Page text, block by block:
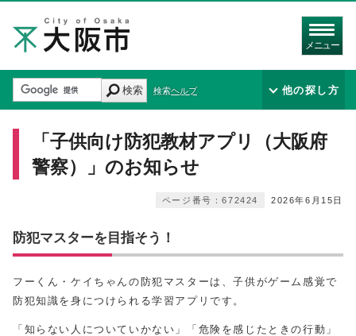
メニュー
検索 検索ヘルプ 他の探し方
「子供向け防犯教材アプリ（大阪府
警察）」のお知らせ
2026年6月15日
ページ番号：672424
防犯マスターを目指そう！
フーくん・ケイちゃんの防犯マスターは、子供がゲーム感覚で
防犯知識を身につけられる学習アプリです。
「知らない人についていかない」「危険を感じたときの行動」